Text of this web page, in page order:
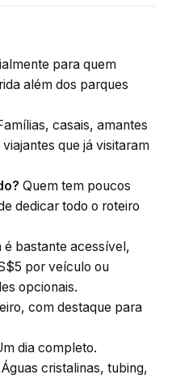
para quem
além dos parques
casais, amantes
que já visitaram
Quem tem poucos
dedicar todo o roteiro
é bastante acessível,
por veículo ou
opcionais.
com destaque para
dia completo.
Águas cristalinas, tubing,